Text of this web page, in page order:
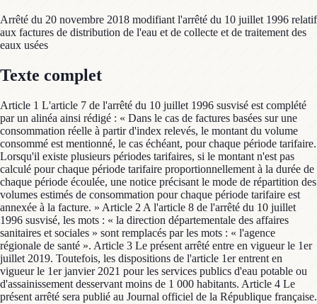
Arrêté du 20 novembre 2018 modifiant l'arrêté du 10 juillet 1996 relatif
aux factures de distribution de l'eau et de collecte et de traitement des
eaux usées
Texte complet
Article 1 L'article 7 de l'arrêté du 10 juillet 1996 susvisé est complété
par un alinéa ainsi rédigé : « Dans le cas de factures basées sur une
consommation réelle à partir d'index relevés, le montant du volume
consommé est mentionné, le cas échéant, pour chaque période tarifaire.
Lorsqu'il existe plusieurs périodes tarifaires, si le montant n'est pas
calculé pour chaque période tarifaire proportionnellement à la durée de
chaque période écoulée, une notice précisant le mode de répartition des
volumes estimés de consommation pour chaque période tarifaire est
annexée à la facture. » Article 2 A l'article 8 de l'arrêté du 10 juillet
1996 susvisé, les mots : « la direction départementale des affaires
sanitaires et sociales » sont remplacés par les mots : « l'agence
régionale de santé ». Article 3 Le présent arrêté entre en vigueur le 1er
juillet 2019. Toutefois, les dispositions de l'article 1er entrent en
vigueur le 1er janvier 2021 pour les services publics d'eau potable ou
d'assainissement desservant moins de 1 000 habitants. Article 4 Le
présent arrêté sera publié au Journal officiel de la République française.